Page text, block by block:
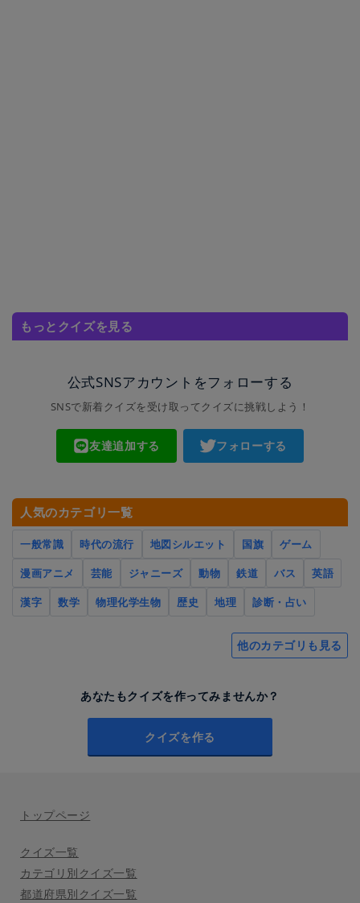
もっとクイズを見る
公式SNSアカウントをフォローする
SNSで新着クイズを受け取ってクイズに挑戦しよう！
友達追加する フォローする
人気のカテゴリ一覧
一般常識 時代の流行 地図シルエット 国旗
ゲーム
漫画アニメ
芸能 ジャニーズ 動物 鉄道 バス
英語
漢字
数学 物理化学生物 歴史 地理 診断・占い
他のカテゴリも見る
あなたもクイズを作ってみませんか？
クイズを作る
トップページ
クイズ一覧
カテゴリ別クイズ一覧
都道府県別クイズ一覧